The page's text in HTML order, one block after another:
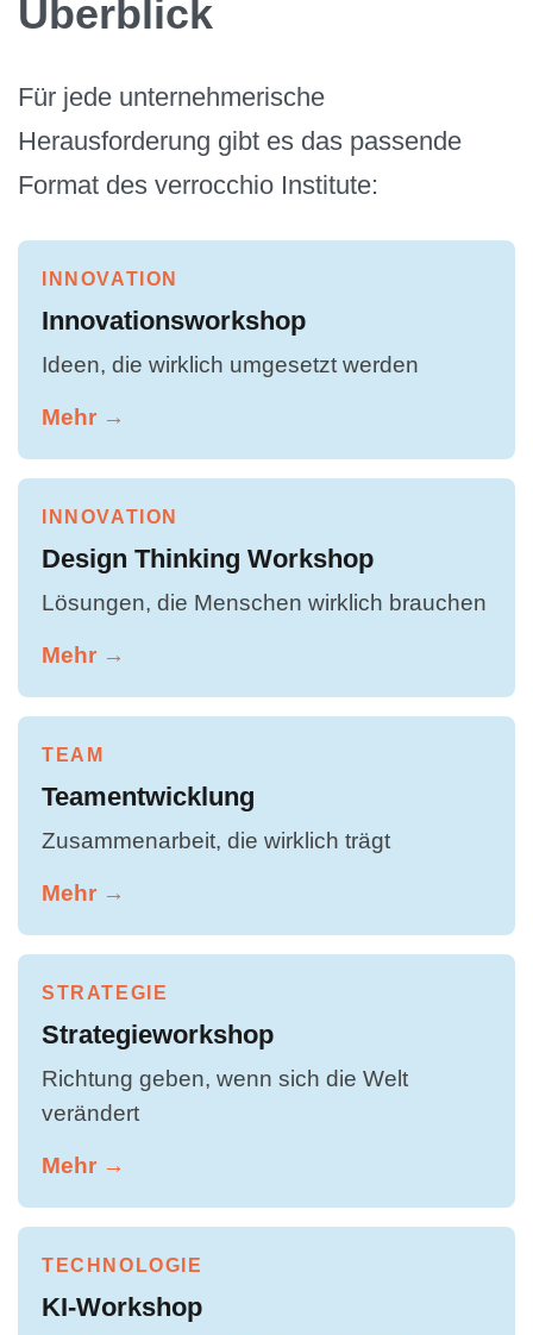
Überblick
Für jede unternehmerische
Herausforderung gibt es das passende
Format des verrocchio Institute:
INNOVATION
Innovationsworkshop
Ideen, die wirklich umgesetzt werden
Mehr →
INNOVATION
Design Thinking Workshop
Lösungen, die Menschen wirklich brauchen
Mehr →
TEAM
Teamentwicklung
Zusammenarbeit, die wirklich trägt
Mehr →
STRATEGIE
Strategieworkshop
Richtung geben, wenn sich die Welt
verändert
Mehr →
TECHNOLOGIE
KI-Workshop